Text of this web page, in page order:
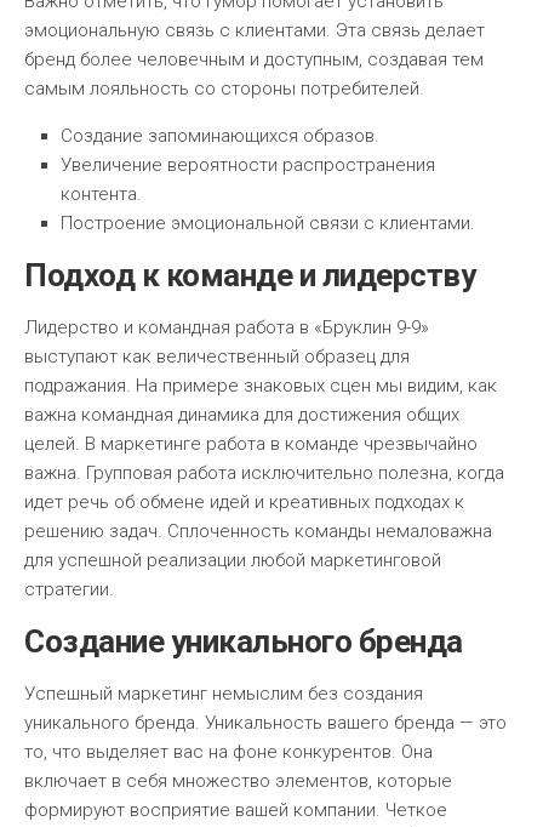
эмоциональную связь с клиентами. Эта связь делает
бренд более человечным и доступным, создавая тем
самым лояльность со стороны потребителей.
Создание запоминающихся образов.
Увеличение вероятности распространения
контента.
Построение эмоциональной связи с клиентами.
Подход к команде и лидерству
Лидерство и командная работа в «Бруклин 9-9»
выступают как величественный образец для
подражания. На примере знаковых сцен мы видим, как
важна командная динамика для достижения общих
целей. В маркетинге работа в команде чрезвычайно
важна. Групповая работа исключительно полезна, когда
идет речь об обмене идей и креативных подходах к
решению задач. Сплоченность команды немаловажна
для успешной реализации любой маркетинговой
стратегии.
Создание уникального бренда
Успешный маркетинг немыслим без создания
уникального бренда. Уникальность вашего бренда — это
то, что выделяет вас на фоне конкурентов. Она
включает в себя множество элементов, которые
формируют восприятие вашей компании. Четкое